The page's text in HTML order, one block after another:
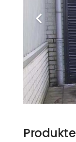
Produkte